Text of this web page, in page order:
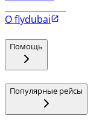
О flydubai
Помощь
Популярные рейсы